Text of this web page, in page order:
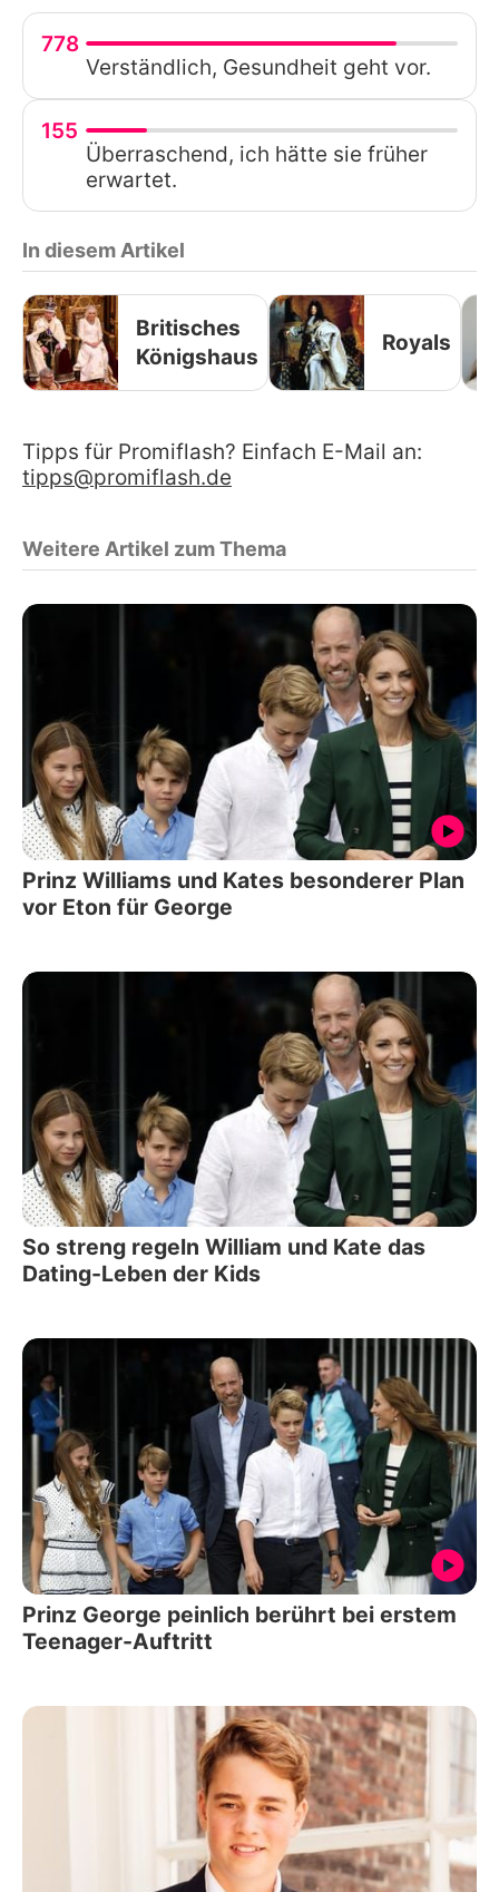
778
Verständlich, Gesundheit geht vor.
155
Überraschend, ich hätte sie früher
erwartet.
In diesem Artikel
Britisches
Königshaus
Royals
Tipps für Promiflash? Einfach E-Mail an:
tipps@promiflash.de
Weitere Artikel zum Thema
Prinz Williams und Kates besonderer Plan
vor Eton für George
So streng regeln William und Kate das
Dating-Leben der Kids
Prinz George peinlich berührt bei erstem
Teenager-Auftritt